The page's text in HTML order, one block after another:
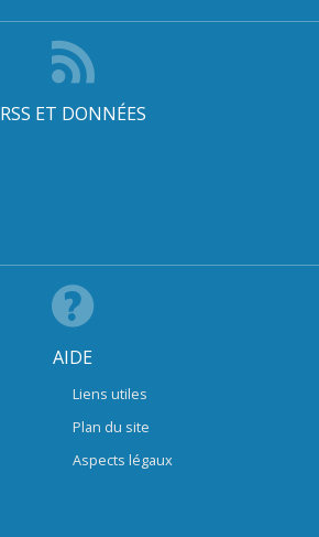
RSS ET DONNÉES
AIDE
Liens utiles
Plan du site
Aspects légaux